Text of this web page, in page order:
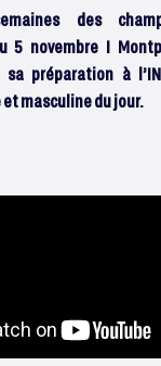
des
5 novembre I
sa préparation à
masculine du jour.